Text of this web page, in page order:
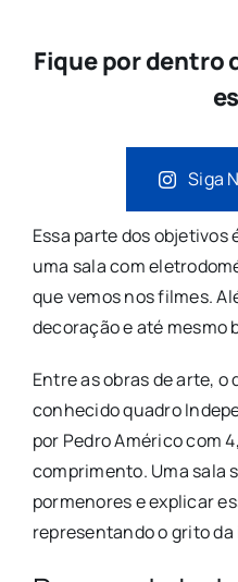
Fique por dentro
Siga
Essa parte dos
uma sala com
que vemos nos filmes.
decoração e até mesmo
Entre as obras de arte,
conhecido quadro
por Pedro Américo com
comprimento. Uma sala
pormenores e explicar
representando o grito